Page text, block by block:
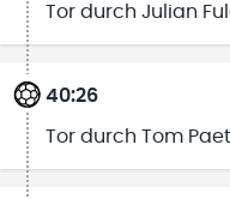
Tor durch Julian
40:26
Tor durch Tom